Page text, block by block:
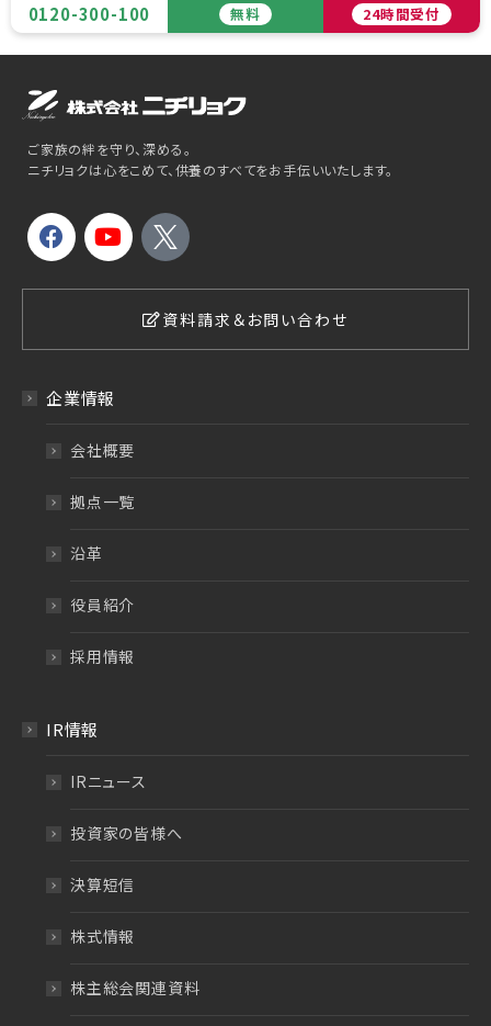
0120-300-100
無料 24時間受付
ご家族の絆を守り、深める。
ニチリョクは心をこめて、供養のすべてをお手伝いいたします。
資料請求＆お問い合わせ
企業情報
会社概要
拠点一覧
沿革
役員紹介
採用情報
IR情報
IRニュース
投資家の皆様へ
決算短信
株式情報
株主総会関連資料